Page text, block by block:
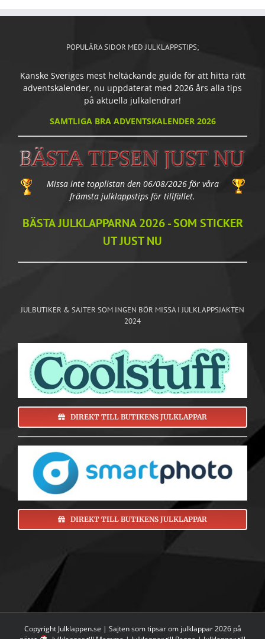
POPULÄRA SIDOR MED JULKLAPPSTIPS;
Kanske Sveriges mest heltäckande guide för att hitta rätt
adventskalender, nu uppdaterat med 2026 års alla tips
på aktuella julkalendrar!
SAMTLIGA BRA ADVENTSKALENDER 2026
Missa inte topplistan den 06/08/2026 för våra
främsta julklappstips för tillfället.
BÄSTA JULKLAPPARNA 2026 - SOM STICKER
UT JUST NU
JULBUTIKER & SAJTER SOM INGEN BÖR MISSA I JULKLAPPSJAKTEN
2024
DIREKT TILL BUTIKENS JULKLAPPAR
DIREKT TILL BUTIKENS JULKLAPPAR
Copyright Julklappen.se | Sajten som tipsar om julklappar 2026 på